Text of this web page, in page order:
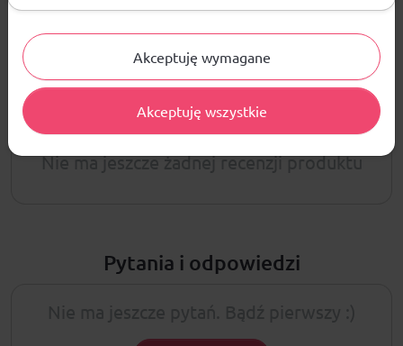
Opinie
ŚREDNIA OCENA:
Nie ma jeszcze żadnej recenzji produktu
Pytania i odpowiedzi
Akceptuję wymagane
Akceptuję wszystkie